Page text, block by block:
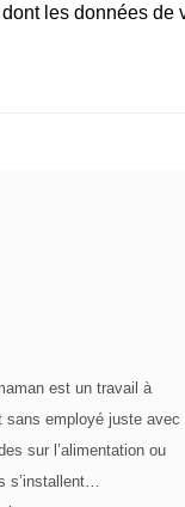
les données de
est un travail à
sans employé juste avec
sur l’alimentation ou
s’installent…